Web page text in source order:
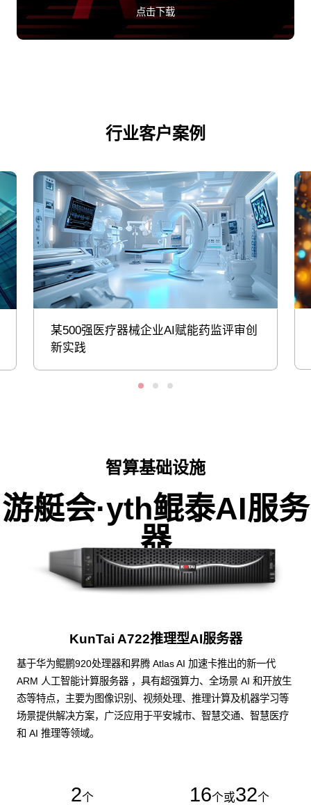
点击下载
行业客户案例
某500强医疗器械企业AI赋能药监评审创
新实践
智算基础设施
游艇会·yth鲲泰AI服务
器
KunTai A722推理型AI服务器
基于华为鲲鹏920处理器和昇腾 Atlas AI 加速卡推出的新一代
ARM 人工智能计算服务器 ，具有超强算力、全场景 AI 和开放生
态等特点，主要为图像识别、视频处理、推理计算及机器学习等
场景提供解决方案，广泛应用于平安城市、智慧交通、智慧医疗
和 AI 推理等领域。
2个 16个或32个